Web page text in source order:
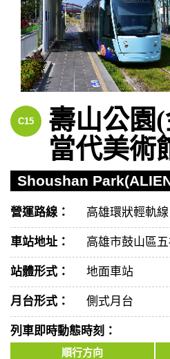
C15
壽山公園
當代美術
Shoushan
營運路線： 高雄環狀輕軌線
車站地址： 高雄市鼓山區
站體形式： 地面車站
月台形式： 側式月台
列車即時動態時刻：
順行方向